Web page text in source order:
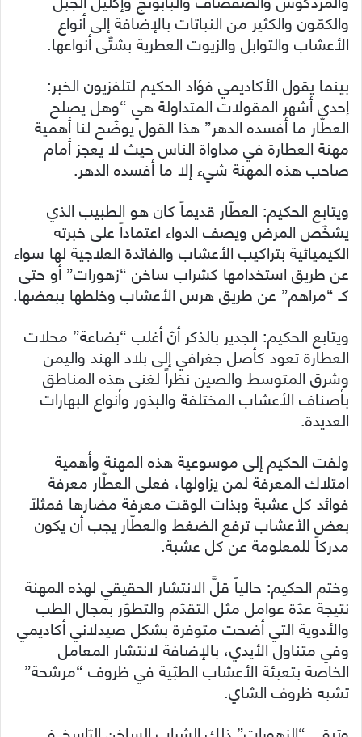
والكمّون والكثير من النباتات بالإضافة إلى أنواع
الأعشاب والتوابل والزيوت العطرية بشتّى أنواعها.
بينما يقول الأكاديمي فؤاد الحكيم لتلفزيون الخبر:
إحدى أشهر المقولات المتداولة هي “وهل يصلح
العطّار ما أفسده الدهر” هذا القول يوضّح لنا أهمية
مهنة العطارة في مداواة الناس حيث لا يعجز أمام
صاحب هذه المهنة شيء إلا ما أفسده الدهر.
ويتابع الحكيم: العطّار قديماً كان هو الطبيب الذي
يشخّص المرض ويصف الدواء اعتماداً على خبرته
الكيميائية بتراكيب الأعشاب والفائدة العلاجية لها سواء
عن طريق استخدامها كشراب ساخن “زهورات” أو حتى
كـ “مراهم” عن طريق هرس الأعشاب وخلطها ببعضها.
ويتابع الحكيم: الجدير بالذكر أنّ أغلب “بضاعة” محلات
العطارة تعود كأصل جغرافي إلى بلاد الهند واليمن
وشرق المتوسط والصين نظراً لغنى هذه المناطق
بأصناف الأعشاب المختلفة والبذور وأنواع البهارات
العديدة.
ولفت الحكيم إلى موسوعية هذه المهنة وأهمية
امتلاك المعرفة لمن يزاولها، فعلى العطّار معرفة
فوائد كل عشبة وبذات الوقت معرفة مضارها فمثلاً
بعض الأعشاب ترفع الضغط والعطّار يجب أن يكون
مدركاً للمعلومة عن كل عشبة.
وختم الحكيم: حالياً قلَّ الانتشار الحقيقي لهذه المهنة
نتيجة عدّة عوامل مثل التقدّم والتطوّر بمجال الطب
والأدوية التي أضحت متوفرة بشكل صيدلاني أكاديمي
وفي متناول الأيدي، بالإضافة لانتشار المعامل
الخاصة بتعبئة الأعشاب الطبّية في ظروف “مرشحة”
تشبه ظروف الشاي.